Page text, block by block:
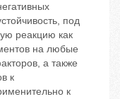
под
реакцию как
на любые
а также
к
к